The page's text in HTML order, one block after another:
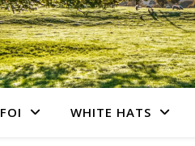
FOI WHITE HATS